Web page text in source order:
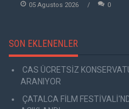
05 Agustos 2026 0
SON EKLENENLER
CAS ÜCRETSİZ
ARANIYOR
ÇATALCA FİLM